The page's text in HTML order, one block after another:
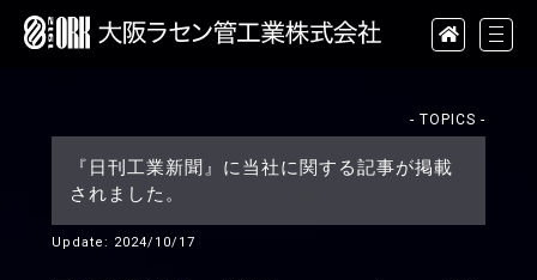
- TOPICS -
『日刊工業新聞』に当社に関する記事が掲載
されました。
Update: 2024/10/17